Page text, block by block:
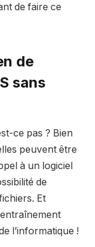
de faire ce
de
sans
ce pas ? Bien
peuvent être
à un logiciel
de
Et
l’informatique !